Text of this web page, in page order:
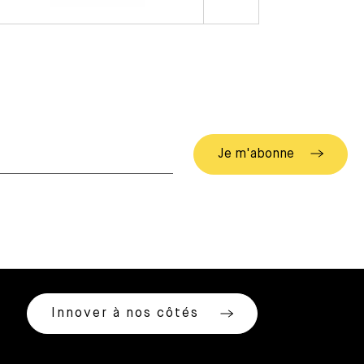
Innover à nos côtés